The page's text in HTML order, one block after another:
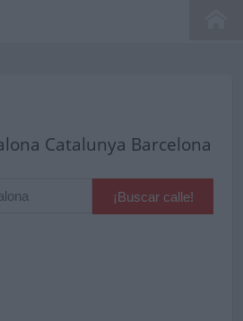
Catalunya Barcelona